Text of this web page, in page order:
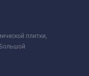
плитки,